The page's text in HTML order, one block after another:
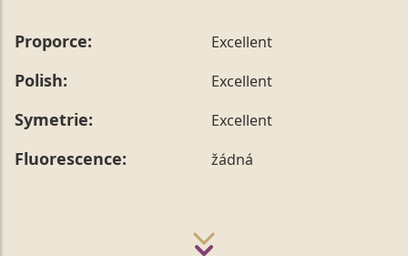
Proporce: Excellent
Polish: Excellent
Symetrie: Excellent
Fluorescence: žádná